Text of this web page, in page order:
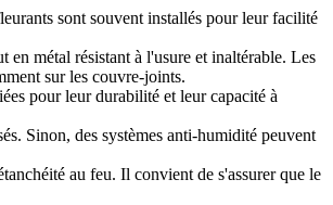
sont souvent installés pour leur facilité
métal résistant à l'usure et inaltérable. Les
sur les couvre-joints.
pour leur durabilité et leur capacité à
Sinon, des systèmes anti-humidité peuvent
au feu. Il convient de s'assurer que le